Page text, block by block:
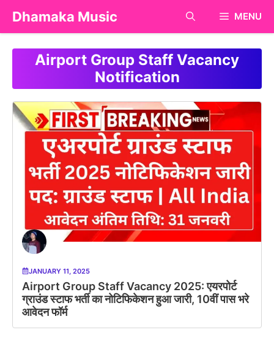
Skip
content
Dhamaka Music MENU
Airport Group Staff Vacancy
Notification
JANUARY 11, 2025
Airport Group Staff Vacancy 2025: एयरपोर्ट
ग्राउंड स्टाफ भर्ती का नोटिफिकेशन हुआ जारी, 10वीं पास भरे
आवेदन फॉर्म